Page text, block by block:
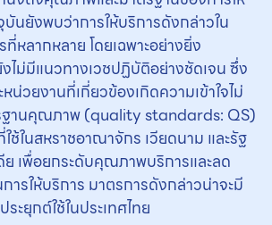
นยังพบว่าการให้บริการดังกล่าวใน
ที่หลากหลาย โดยเฉพาะอย่างยิ่ง
ไม่มีแนวทางเวชปฏิบัติอย่างชัดเจน ซึ่ง
หน่วยงานที่เกี่ยวข้องเกิดความเข้าใจไม่
านคุณภาพ (quality standards: QS)
ช้ในสหราชอาณาจักร เวียดนาม และรัฐ
ดีย เพื่อยกระดับคุณภาพบริการและลด
ารให้บริการ มาตรการดังกล่าวน่าจะมี
ะยุกต์ใช้ในประเทศไทย